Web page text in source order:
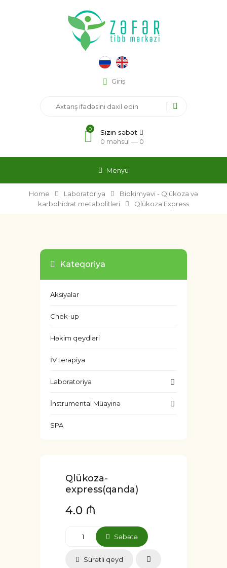
Giriş
0
Sizin səbət
0 məhsul — 0
Menyu
Home Laboratoriya
Biokimyəvi - Qlükoza və
karbohidrat metabolitləri
Qlükoza Express
Kateqoriya
Aksiyalar
Chek-up
Həkim qeydləri
İV terapiya
Laboratoriya
İnstrumental Müayinə
SPA
Qlükoza-
express(qanda)
4.0 ₼
Səbətə
Sürətli qeyd